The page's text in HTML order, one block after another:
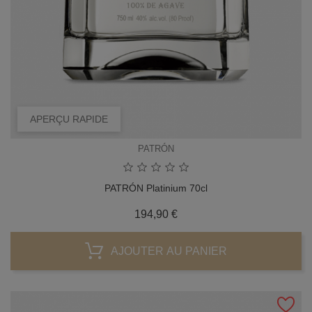
APERÇU RAPIDE
PATRÓN
PATRÓN Platinium 70cl
194,90 €Prix
AJOUTER AU PANIER